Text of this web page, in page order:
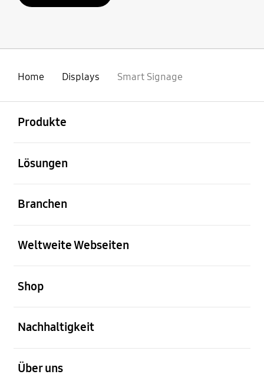
Home Displays Smart Signage
Produkte
Lösungen
Branchen
Weltweite Webseiten
Shop
Nachhaltigkeit
Über uns